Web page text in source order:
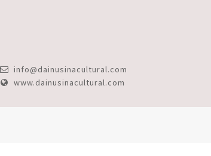
info@dainusinacultural.com
www.dainusinacultural.com